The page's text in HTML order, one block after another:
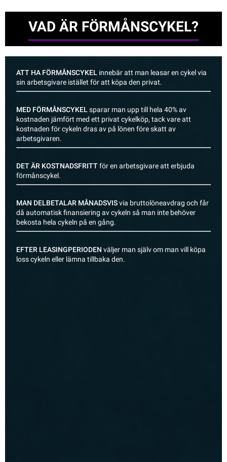
VAD ÄR FÖRMÅNSCYKEL?
ATT HA FÖRMÅNSCYKEL innebär att man leasar en cykel via
sin arbetsgivare istället för att köpa den privat.
MED FÖRMÅNSCYKELsparar man upp till hela 40% av
kostnaden jämfört med ett privat cykelköp, tack vare att
kostnaden för cykeln dras av på lönen före skatt av
arbetsgivaren.
DET ÄR KOSTNADSFRITTför en arbetsgivare att erbjuda
förmånscykel.
MAN DELBETALAR MÅNADSVISvia bruttolöneavdrag och får
då automatisk finansiering av cykeln så man inte behöver
bekosta hela cykeln på en gång.
EFTER LEASINGPERIODEN väljer man själv om man vill köpa
loss cykeln eller lämna tillbaka den.